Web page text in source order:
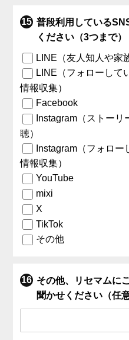
普段利用している
ください（3つまで）
LINE（友人知人や家
LINE（フォローして
情報収集）
Facebook
Instagram（ストー
聴）
Instagram（フォロ
情報収集）
YouTube
mixi
X
TikTok
その他
その他、リセマムに
聞かせください（任